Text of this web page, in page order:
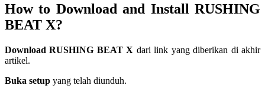
How to Download and Install RUSHING
BEAT X?
Download RUSHING BEAT X dari link yang diberikan di akhir
artikel.
Buka setup yang telah diunduh.